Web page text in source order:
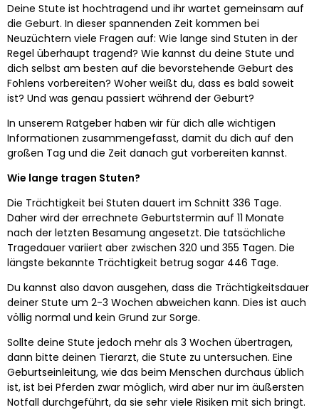
Deine Stute ist hochtragend und ihr wartet gemeinsam auf
die Geburt. In dieser spannenden Zeit kommen bei
Neuzüchtern viele Fragen auf: Wie lange sind Stuten in der
Regel überhaupt tragend? Wie kannst du deine Stute und
dich selbst am besten auf die bevorstehende Geburt des
Fohlens vorbereiten? Woher weißt du, dass es bald soweit
ist? Und was genau passiert während der Geburt?
In unserem Ratgeber haben wir für dich alle wichtigen
Informationen zusammengefasst, damit du dich auf den
großen Tag und die Zeit danach gut vorbereiten kannst.
Wie lange tragen Stuten?
Die Trächtigkeit bei Stuten dauert im Schnitt 336 Tage.
Daher wird der errechnete Geburtstermin auf 11 Monate
nach der letzten Besamung angesetzt. Die tatsächliche
Tragedauer variiert aber zwischen 320 und 355 Tagen. Die
längste bekannte Trächtigkeit betrug sogar 446 Tage.
Du kannst also davon ausgehen, dass die Trächtigkeitsdauer
deiner Stute um 2-3 Wochen abweichen kann. Dies ist auch
völlig normal und kein Grund zur Sorge.
Sollte deine Stute jedoch mehr als 3 Wochen übertragen,
dann bitte deinen Tierarzt, die Stute zu untersuchen. Eine
Geburtseinleitung, wie das beim Menschen durchaus üblich
ist, ist bei Pferden zwar möglich, wird aber nur im äußersten
Notfall durchgeführt, da sie sehr viele Risiken mit sich bringt.